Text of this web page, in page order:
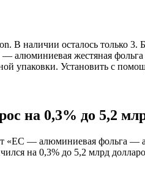
наличии осталось только
жестяная
упаковки. Установить с
на 0,3% до 5,2
«ЕС — алюминиевая фольга
на 0,3% до 5,2 млрд